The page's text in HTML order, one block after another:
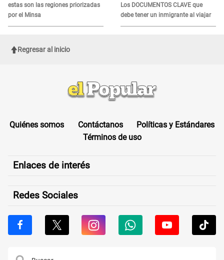
estas son las regiones priorizadas
por el Minsa
Los DOCUMENTOS CLAVE que
debe tener un inmigrante al viajar
Regresar al inicio
Quiénes somos Contáctanos
Políticas y Estándares
Términos de uso
Enlaces de interés
Redes Sociales